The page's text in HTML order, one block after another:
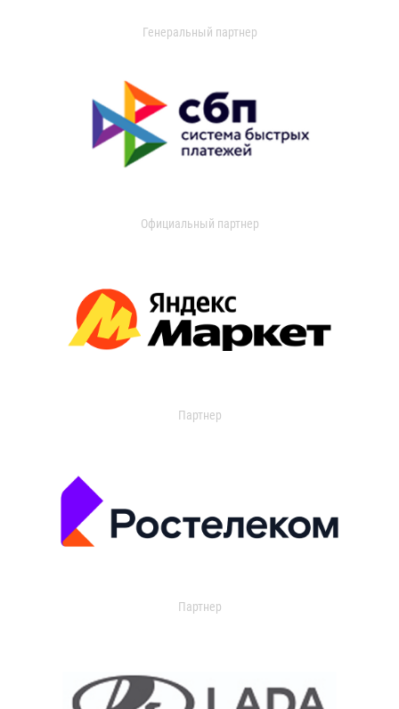
Генеральный партнер
Официальный партнер
Партнер
Партнер